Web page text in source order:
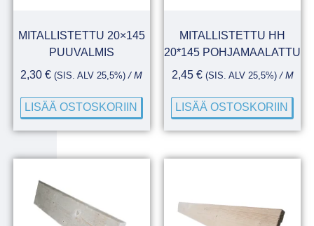
MITALLISTETTU 20×145
PUUVALMIS
2,30€ (SIS. ALV 25,5%) / M
LISÄÄ OSTOSKORIIN
MITALLISTETTU HH
20*145 POHJAMAALATTU
2,45 € (SIS. ALV 25,5%)/ M
LISÄÄ OSTOSKORIIN